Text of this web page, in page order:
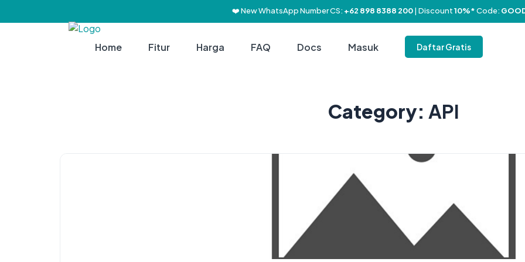
❤️ New WhatsApp Number CS: +62 898 8388 200| Discount10%*Code:
Home Fitur Harga FAQ Docs Masuk Daftar Gratis
Category: API